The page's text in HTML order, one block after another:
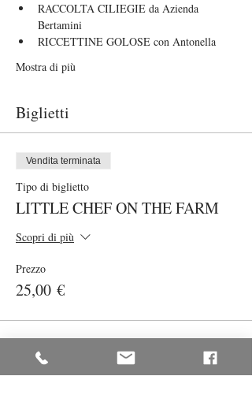
RACCOLTA CILIEGIE da Azienda
Bertamini
RICCETTINE GOLOSE con Antonella
Mostra di più
Biglietti
Vendita terminata
Tipo di biglietto
LITTLE CHEF ON THE FARM
Scopri di più
Prezzo
25,00 €